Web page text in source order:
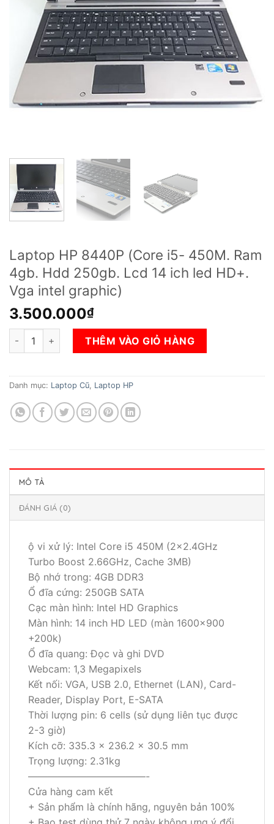
Laptop HP 8440P (Core i5- 450M. Ram
4gb. Hdd 250gb. Lcd 14 ich led HD+.
Vga intel graphic)
3.500.000₫
Laptop HP 8440P (Core i5- 450M. Ram 4gb. Hdd 250gb. Lcd
THÊM VÀO GIỎ HÀNG
Danh mục: Laptop Cũ Laptop HP
MÔ TẢ
ĐÁNH GIÁ (0)
ộ vi xử lý: Intel Core i5 450M (2×2.4GHz
Turbo Boost 2.66GHz, Cache 3MB)
Bộ nhớ trong: 4GB DDR3
Ổ đĩa cứng: 250GB SATA
Cạc màn hình: Intel HD Graphics
Màn hình: 14 inch HD LED (màn 1600×900
+200k)
Ổ đĩa quang: Đọc và ghi DVD
Webcam: 1,3 Megapixels
Kết nối: VGA, USB 2.0, Ethernet (LAN), Card-
Reader, Display Port, E-SATA
Thời lượng pin: 6 cells (sử dụng liên tục được
2-3 giờ)
Kích cỡ: 335.3 x 236.2 x 30.5 mm
Trọng lượng: 2.31kg
————————————-
Cửa hàng cam kết
+ Sản phẩm là chính hãng, nguyên bản 100%